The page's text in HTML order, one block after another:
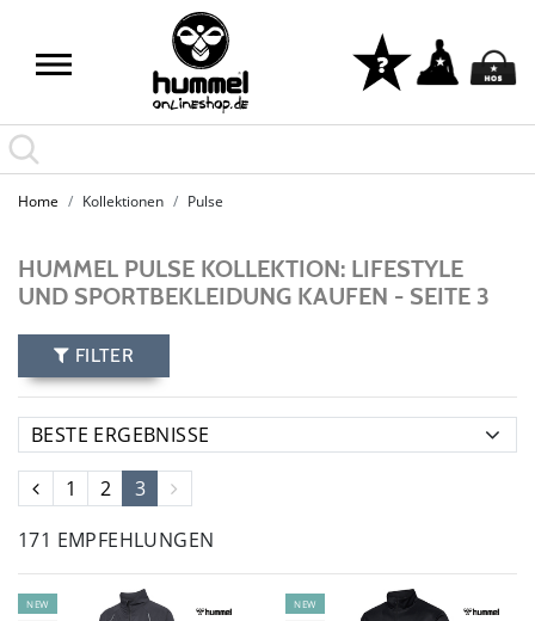
Home Kollektionen Pulse
HUMMEL PULSE KOLLEKTION: LIFESTYLE
UND SPORTBEKLEIDUNG KAUFEN - SEITE 3
FILTER
1 2
3
171 EMPFEHLUNGEN
NEW
NEW